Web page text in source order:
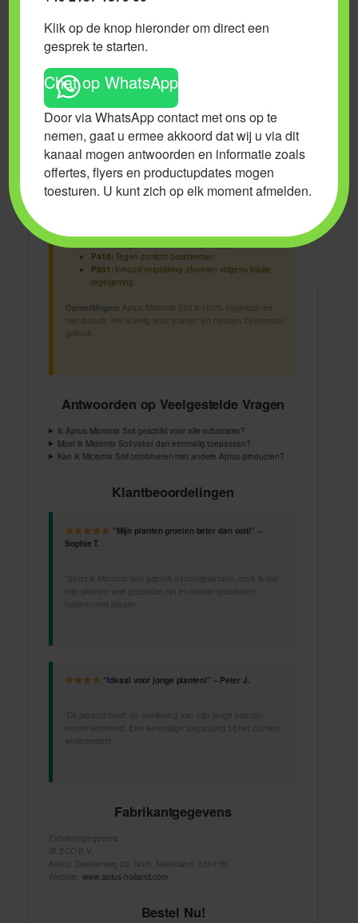
vroege groeifase voor het beste resultaat.
Downloads
Download hieronder de officiële documentatie voor Aptus Micromix
Soil:
Handleiding (NL): Download de handleiding
Kweekschema (NL):
Veiligheidsinformatie
P410: Tegen zonlicht beschermen.
P501: Inhoud/verpakking afvoeren volgens lokale
regelgeving.
Opmerkingen: Aptus Micromix Soil is 100% organisch en
niet-toxisch. Het is veilig voor planten en mensen bij normaal
gebruik.
Antwoorden op Veelgestelde Vragen
Is Aptus Micromix Soil geschikt voor alle substraten?
Moet ik Micromix Soil vaker dan eenmalig toepassen?
Kan ik Micromix Soil combineren met andere Aptus-producten?
Klantbeoordelingen
“Mijn planten groeien beter dan ooit!” –
Sophie T.
“Sinds ik Micromix Soil gebruik bij transplantatie, merk ik dat
mijn planten veel gezonder zijn en minder problemen
hebben met plagen.”
“Ideaal voor jonge planten!” – Peter J.
“Dit product heeft de overleving van mijn jonge planten
enorm verbeterd. Een eenmalige toepassing bij het planten
werkt perfect.”
Fabrikantgegevens
Fabrikantgegevens
IB.ECO B.V.
Adres: Daelderweg 22, Nuth, Nederland, 6361HK
Website:www.aptus-holland.com
Bestel Nu!
Klik op de knop hieronder om direct een
gesprek te starten.
Chat op WhatsApp
Door via WhatsApp contact met ons op te
nemen, gaat u ermee akkoord dat wij u via dit
kanaal mogen antwoorden en informatie zoals
offertes, flyers en productupdates mogen
toesturen. U kunt zich op elk moment afmelden.